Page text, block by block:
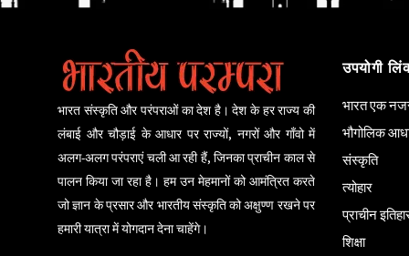
भारत संस्कृति और परंपराओं का देश है। देश के हर राज्य की
लंबाई और चौड़ाई के आधार पर राज्यों, नगरों और गाँवो में
अलग-अलग परंपराएं चली आ रही हैं, जिनका प्राचीन काल से
पालन किया जा रहा है। हम उन मेहमानों को आमंत्रित करते
जो ज्ञान के प्रसार और भारतीय संस्कृति को अक्षुण्ण रखने पर
हमारी यात्रा में योगदान देना चाहेंगे।
उपयोगी
भारत एक
भौगोलिक
संस्कृति
त्योहार
प्राचीन
शिक्षा